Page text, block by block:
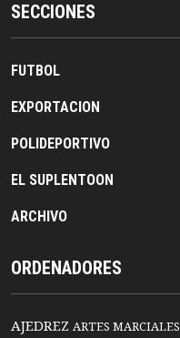
SECCIONES
FUTBOL
EXPORTACION
POLIDEPORTIVO
EL SUPLENTOON
ARCHIVO
ORDENADORES
AJEDREZ ARTES MARCIALES